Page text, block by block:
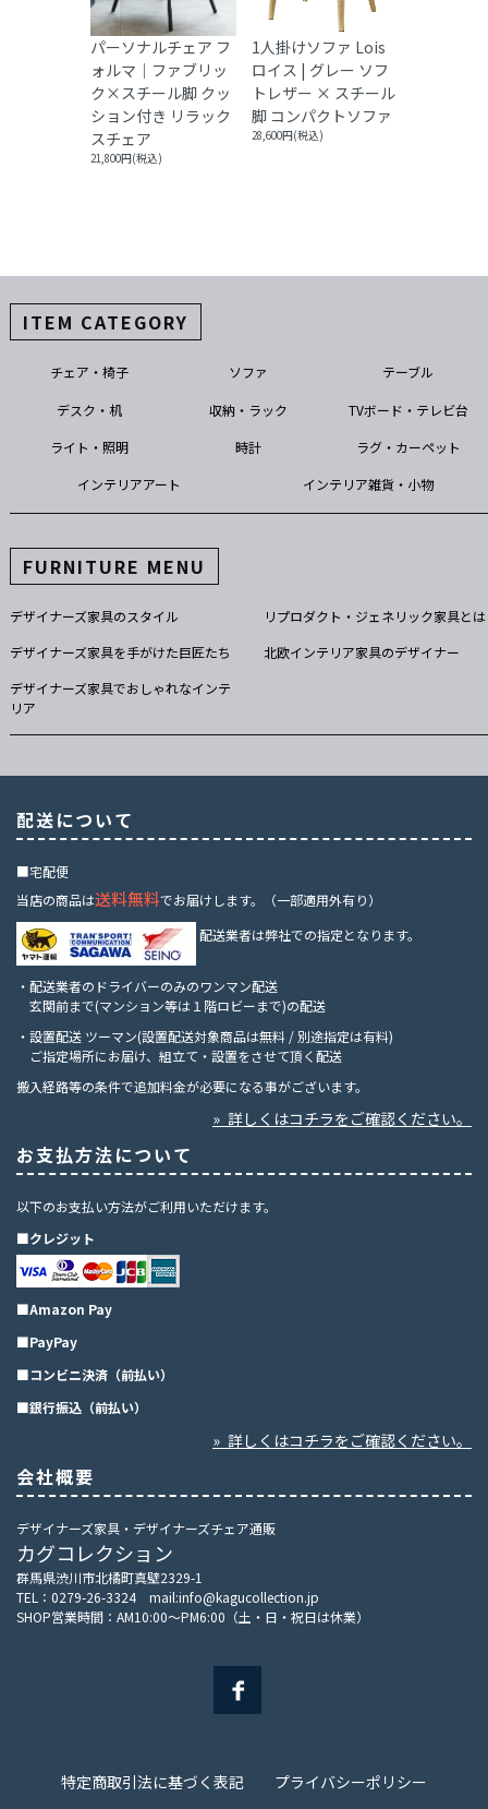
パーソナルチェア フ
ォルマ｜ファブリッ
ク×スチール脚 クッ
ション付き リラック
スチェア
21,800円(税込)
1人掛けソファ Lois
ロイス | グレー ソフ
トレザー × スチール
脚 コンパクトソファ
28,600円(税込)
ITEM CATEGORY
チェア・椅子 ソファ テーブル
デスク・机 収納・ラック TVボード・テレビ台
ライト・照明 時計 ラグ・カーペット
インテリアアート インテリア雑貨・小物
FURNITURE MENU
デザイナーズ家具のスタイル
リプロダクト・ジェネリック家具とは
デザイナーズ家具を手がけた巨匠たち
北欧インテリア家具のデザイナー
デザイナーズ家具でおしゃれなインテ
リア
配送について
■宅配便
当店の商品は送料無料でお届けします。（一部適用外有り）
配送業者は弊社での指定となります。
・配送業者のドライバーのみのワンマン配送
玄関前まで(マンション等は１階ロビーまで)の配送
・設置配送 ツーマン(設置配送対象商品は無料 / 別途指定は有料)
ご指定場所にお届け、組立て・設置をさせて頂く配送
搬入経路等の条件で追加料金が必要になる事がございます。
» 詳しくはコチラをご確認ください。
お支払方法について
以下のお支払い方法がご利用いただけます。
■クレジット
■Amazon Pay
■PayPay
■コンビニ決済（前払い）
■銀行振込（前払い）
» 詳しくはコチラをご確認ください。
会社概要
デザイナーズ家具・デザイナーズチェア通販
カグコレクション
群馬県渋川市北橘町真壁2329-1
TEL：0279-26-3324 mail:info@kagucollection.jp
SHOP営業時間：AM10:00～PM6:00（土・日・祝日は休業）
特定商取引法に基づく表記 プライバシーポリシー